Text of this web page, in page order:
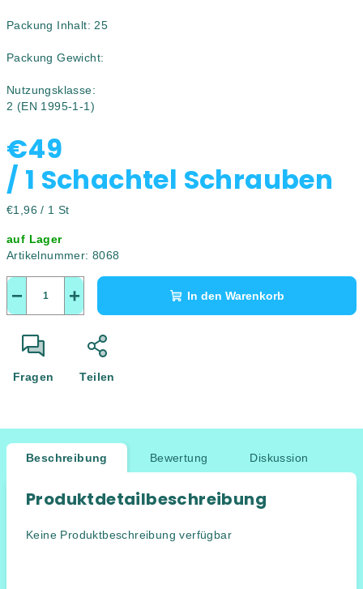
Packung Inhalt: 25
Packung Gewicht:
Nutzungsklasse:
2 (EN 1995-1-1)
€49
/ 1 Schachtel Schrauben
Verkaufspreis:
€1,96 / 1 St
auf Lager
Artikelnummer: 8068
+
− In den Warenkorb
Fragen Teilen
Beschreibung Bewertung Diskussion
Produktdetailbeschreibung
Keine Produktbeschreibung verfügbar